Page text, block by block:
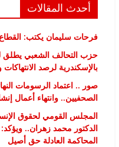
أحدث المقالات
فرحات سليمان يكتب:
حزب التحالف الشعبي يطلق
بالإسكندرية لرصد
صور .. اعتماد الرسومات
الصحفيين.. وانتهاء أعمال
المجلس القومي لحقوق
الدكتور محمد زهران.. ويؤكد:
المحاكمة العادلة حق أصيل